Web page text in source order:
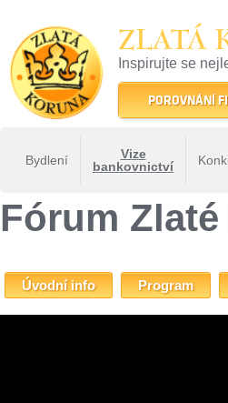
ZLATÁ
Inspirujte se
22 let tradice a
POROVNÁNÍ
Bydlení
Vize
bankovnictví
Fórum
Úvodní info Program